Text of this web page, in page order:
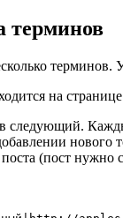
терминов
на
следующий.
поста (пост нужно